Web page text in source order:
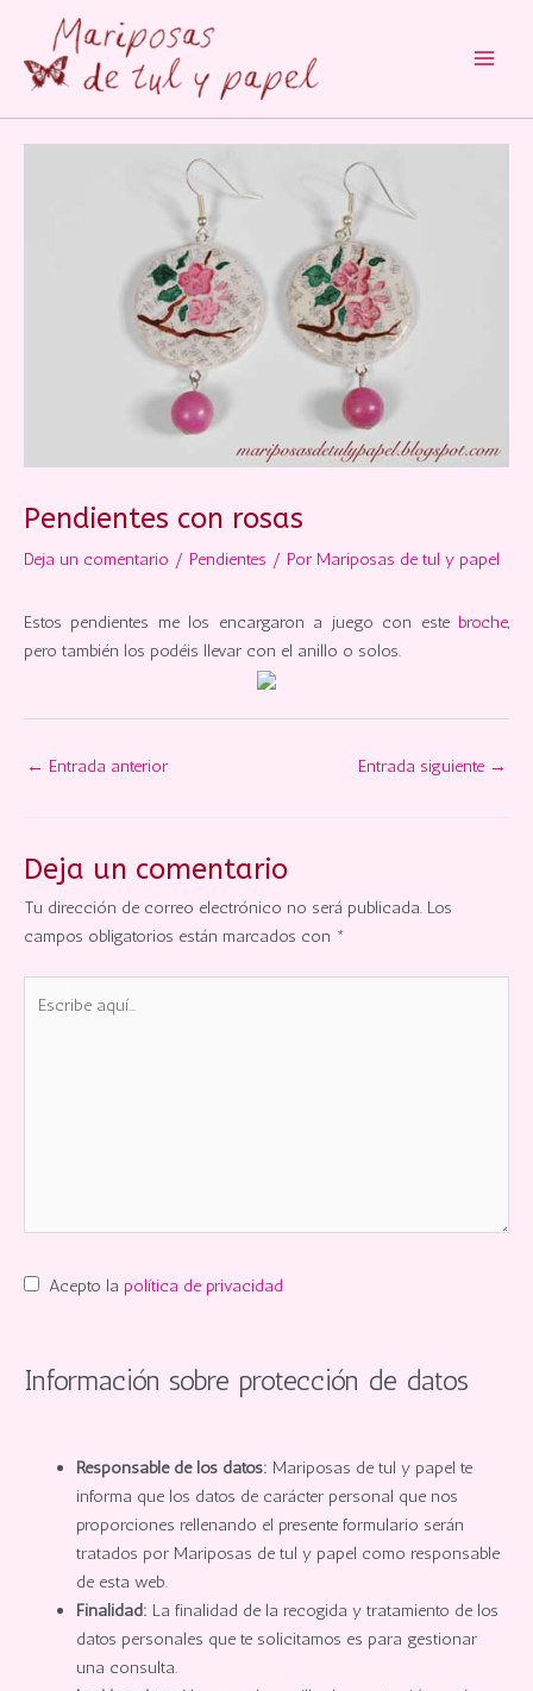
Menu
Pendientes con rosas
Deja un comentario / Pendientes / Por Mariposas de tul y papel
Estos pendientes me los encargaron a juego con este broche,
pero también los podéis llevar con el anillo o solos.
← Entrada anterior Entrada siguiente →
Deja un comentario
Tu dirección de correo electrónico no será publicada. Los
campos obligatorios están marcados con *
aquí...
Acepto la política de privacidad
Información sobre protección de datos
Responsable de los datos: Mariposas de tul y papel te
informa que los datos de carácter personal que nos
proporciones rellenando el presente formulario serán
tratados por Mariposas de tul y papel como responsable
de esta web.
Finalidad: La finalidad de la recogida y tratamiento de los
datos personales que te solicitamos es para gestionar
una consulta.